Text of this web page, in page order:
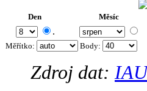
Den Měsíc
.
Měřítko: Body:
Zdroj dat: